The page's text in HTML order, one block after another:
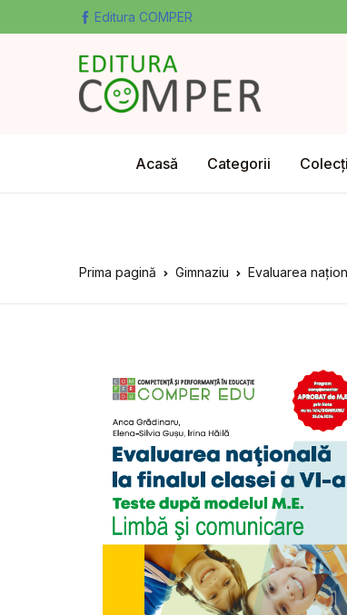
Editura COMPER
Acasă Categorii
Prima pagină Gimnaziu Evaluarea